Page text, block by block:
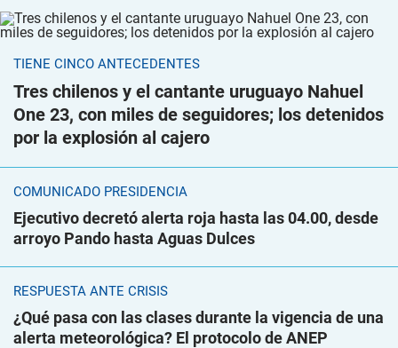
TIENE CINCO ANTECEDENTES
Tres chilenos y el cantante uruguayo Nahuel
One 23, con miles de seguidores; los detenidos
por la explosión al cajero
COMUNICADO PRESIDENCIA
Ejecutivo decretó alerta roja hasta las 04.00, desde
arroyo Pando hasta Aguas Dulces
RESPUESTA ANTE CRISIS
¿Qué pasa con las clases durante la vigencia de una
alerta meteorológica? El protocolo de ANEP